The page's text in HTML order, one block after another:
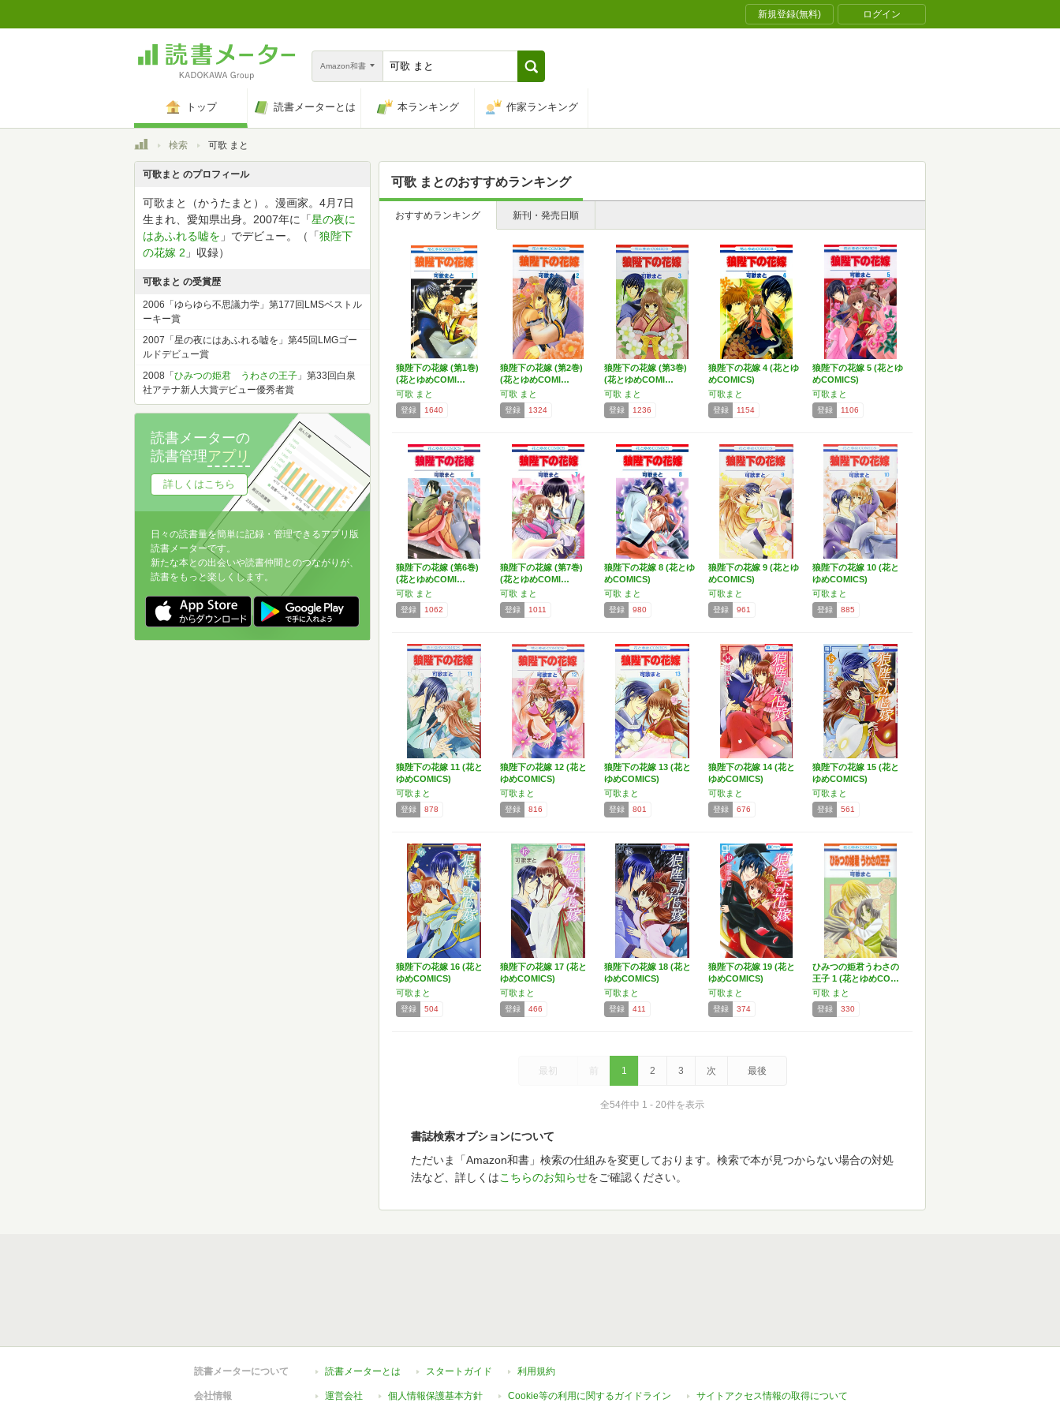
新規登録(無料) ログイン
Amazon和書
トップ 読書メーターとは 本ランキング 作家ランキング
トップ検索 可歌 まと
可歌 まとのおすすめランキング
おすすめランキング 新刊・発売日順
狼陛下の花嫁 (第1巻)
(花とゆめCOMI…
可歌 まと
登録 1640
狼陛下の花嫁 (第2巻)
(花とゆめCOMI…
可歌 まと
登録 1324
狼陛下の花嫁 (第3巻)
(花とゆめCOMI…
可歌 まと
登録 1236
狼陛下の花嫁 4 (花とゆ
めCOMICS)
可歌まと
登録 1154
狼陛下の花嫁 5 (花とゆ
めCOMICS)
可歌まと
登録 1106
狼陛下の花嫁 (第6巻)
(花とゆめCOMI…
可歌 まと
登録 1062
狼陛下の花嫁 (第7巻)
(花とゆめCOMI…
可歌 まと
登録 1011
狼陛下の花嫁 8 (花とゆ
めCOMICS)
可歌 まと
登録 980
狼陛下の花嫁 9 (花とゆ
めCOMICS)
可歌まと
登録 961
狼陛下の花嫁 10 (花と
ゆめCOMICS)
可歌まと
登録 885
狼陛下の花嫁 11 (花と
ゆめCOMICS)
可歌まと
登録 878
狼陛下の花嫁 12 (花と
ゆめCOMICS)
可歌まと
登録 816
狼陛下の花嫁 13 (花と
ゆめCOMICS)
可歌まと
登録 801
狼陛下の花嫁 14 (花と
ゆめCOMICS)
可歌まと
登録 676
狼陛下の花嫁 15 (花と
ゆめCOMICS)
可歌まと
登録 561
狼陛下の花嫁 16 (花と
ゆめCOMICS)
可歌まと
登録 504
狼陛下の花嫁 17 (花と
ゆめCOMICS)
可歌まと
登録 466
狼陛下の花嫁 18 (花と
ゆめCOMICS)
可歌まと
登録 411
狼陛下の花嫁 19 (花と
ゆめCOMICS)
可歌まと
登録 374
ひみつの姫君うわさの
王子 1 (花とゆめCO…
可歌 まと
登録 330
最初 前 1 2 3 次 最後
全54件中 1 - 20件を表示
書誌検索オプションについて
ただいま「Amazon和書」検索の仕組みを変更しております。検索で本が見つからない場合の対処
法など、詳しくはこちらのお知らせをご確認ください。
可歌まと のプロフィール
可歌まと（かうたまと）。漫画家。4月7日
生まれ、愛知県出身。2007年に「星の夜に
はあふれる嘘を 」でデビュー。（「狼陛下
の花嫁 2 」収録）
可歌まと の受賞歴
2006「ゆらゆら不思議力学」第177回LMSベストル
ーキー賞
2007「星の夜にはあふれる嘘を」第45回LMGゴー
ルドデビュー賞
2008「 ひみつの姫君 うわさの王子 」第33回白泉
社アテナ新人大賞デビュー優秀者賞
読書メーターの
読書管理アプリ
詳しくはこちら
日々の読書量を簡単に記録・管理できるアプリ版
読書メーターです。
新たな本との出会いや読書仲間とのつながりが、
読書をもっと楽しくします。
読書メーターについて 読書メーターとは スタートガイド 利用規約
会社情報 運営会社 個人情報保護基本方針 Cookie等の利用に関するガイドライン サイトアクセス情報の取得について